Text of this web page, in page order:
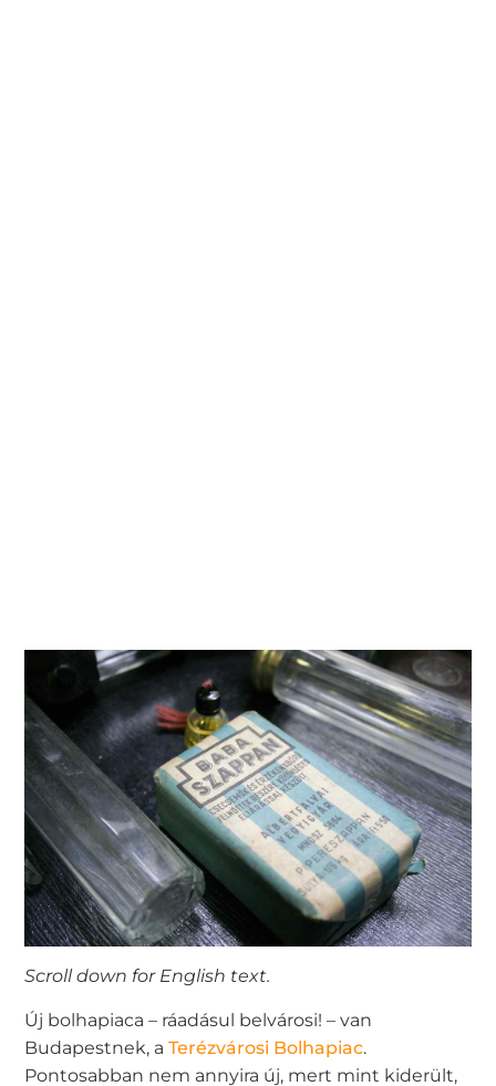
Scroll down for English text.
Új bolhapiaca – ráadásul belvárosi! – van
Budapestnek, aTerézvárosi Bolhapiac.
Pontosabban nem annyira új, mert mint kiderült,